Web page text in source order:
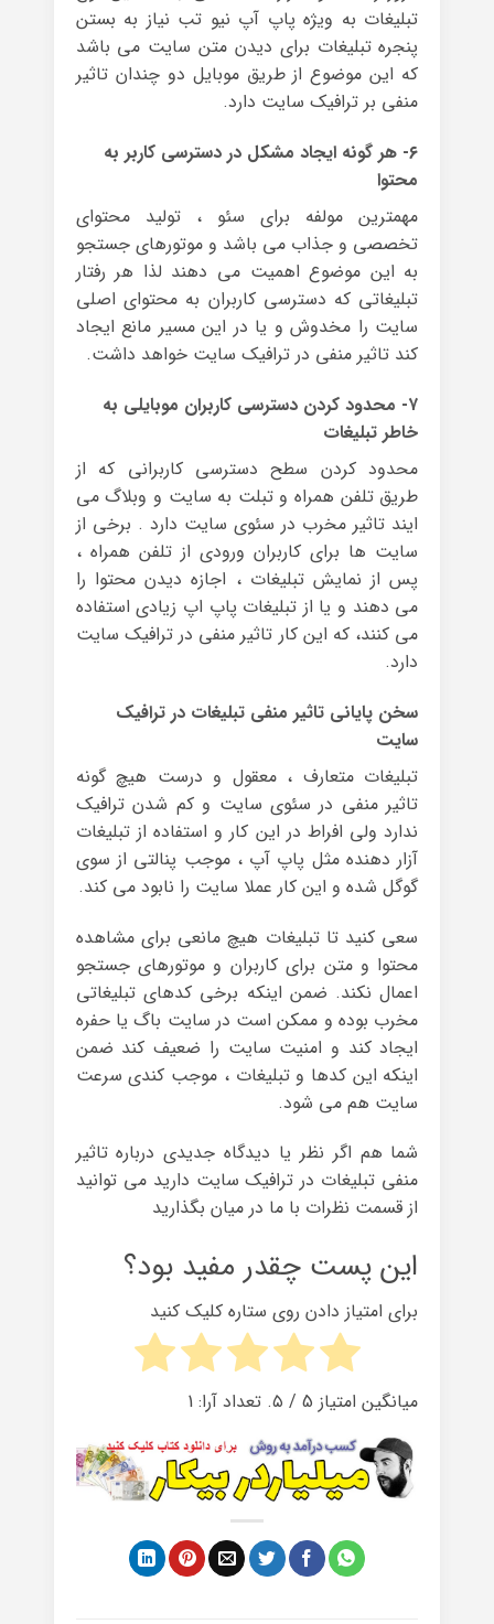
تبلیغات به ویژه پاپ آپ نیو تب نیاز به بستن
پنجره تبلیغات برای دیدن متن سایت می باشد
که این موضوع از طریق موبایل دو چندان تاثیر
منفی بر ترافیک سایت دارد.
۶- هر گونه ایجاد مشکل در دسترسی کاربر به
محتوا
مهمترین مولفه برای سئو ، تولید محتوای
تخصصی و جذاب می باشد و موتورهای جستجو
به این موضوع اهمیت می دهند لذا هر رفتار
تبلیغاتی که دسترسی کاربران به محتوای اصلی
سایت را مخدوش و یا در این مسیر مانع ایجاد
کند تاثیر منفی در ترافیک سایت خواهد داشت.
۷- محدود کردن دسترسی کاربران موبایلی به
خاطر تبلیغات
محدود کردن سطح دسترسی کاربرانی که از
طریق تلفن همراه و تبلت به سایت و وبلاگ می
ایند تاثیر مخرب در سئوی سایت دارد . برخی از
سایت ها برای کاربران ورودی از تلفن همراه ،
پس از نمایش تبلیغات ، اجازه دیدن محتوا را
می دهند و یا از تبلیغات پاپ اپ زیادی استفاده
می کنند، که این کار تاثیر منفی در ترافیک سایت
دارد.
سخن پایانی تاثیر منفی تبلیغات در ترافیک
سایت
تبلیغات متعارف ، معقول و درست هیچ گونه
تاثیر منفی در سئوی سایت و کم شدن ترافیک
ندارد ولی افراط در این کار و استفاده از تبلیغات
آزار دهنده مثل پاپ آپ ، موجب پنالتی از سوی
گوگل شده و این کار عملا سایت را نابود می کند.
سعی کنید تا تبلیغات هیچ مانعی برای مشاهده
محتوا و متن برای کاربران و موتورهای جستجو
اعمال نکند. ضمن اینکه برخی کدهای تبلیغاتی
مخرب بوده و ممکن است در سایت باگ یا حفره
ایجاد کند و امنیت سایت را ضعیف کند ضمن
اینکه این کدها و تبلیغات ، موجب کندی سرعت
سایت هم می شود.
شما هم اگر نظر یا دیدگاه جدیدی درباره تاثیر
منفی تبلیغات در ترافیک سایت دارید می توانید
از قسمت نظرات با ما در میان بگذارید
این پست چقدر مفید بود؟
برای امتیاز دادن روی ستاره کلیک کنید
میانگین امتیاز 5/ ۵. تعداد آرا: 1